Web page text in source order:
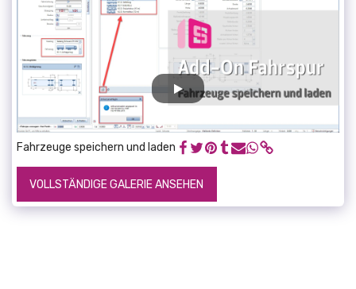
Fahrzeuge speichern und laden
VOLLSTÄNDIGE GALERIE ANSEHEN